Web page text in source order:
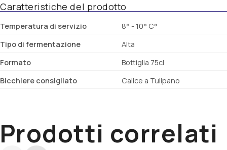
Caratteristiche del prodotto
Temperatura di servizio
8° - 10° C°
Tipo di fermentazione
Alta
Formato
Bottiglia 75cl
Bicchiere consigliato
Calice a Tulipano
Prodotti correlati